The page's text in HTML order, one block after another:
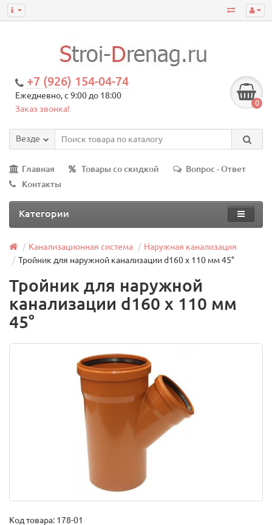
+7 (926) 154-04-74
Ежедневно, с 9:00 до 18:00
Заказ звонка!
0
Везде
Главная Товары со скидкой
Вопрос - Ответ
Контакты
Категории
Канализационная система
Наружная канализация
Тройник для наружной канализации d160 х 110 мм 45°
Тройник для наружной
канализации d160 х 110 мм
45°
Код товара: 178-01